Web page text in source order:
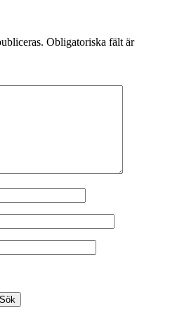
Obligatoriska fält är
Sök